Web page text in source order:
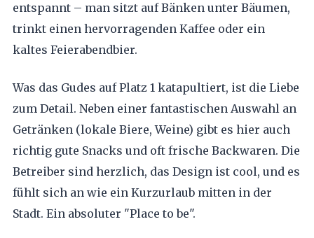
entspannt – man sitzt auf Bänken unter Bäumen,
trinkt einen hervorragenden Kaffee oder ein
kaltes Feierabendbier.
Was das Gudes auf Platz 1 katapultiert, ist die Liebe
zum Detail. Neben einer fantastischen Auswahl an
Getränken (lokale Biere, Weine) gibt es hier auch
richtig gute Snacks und oft frische Backwaren. Die
Betreiber sind herzlich, das Design ist cool, und es
fühlt sich an wie ein Kurzurlaub mitten in der
Stadt. Ein absoluter "Place to be".